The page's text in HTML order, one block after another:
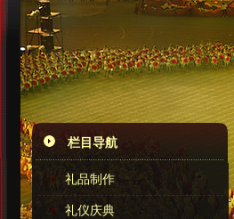
栏目导航
礼品制作
礼仪庆典